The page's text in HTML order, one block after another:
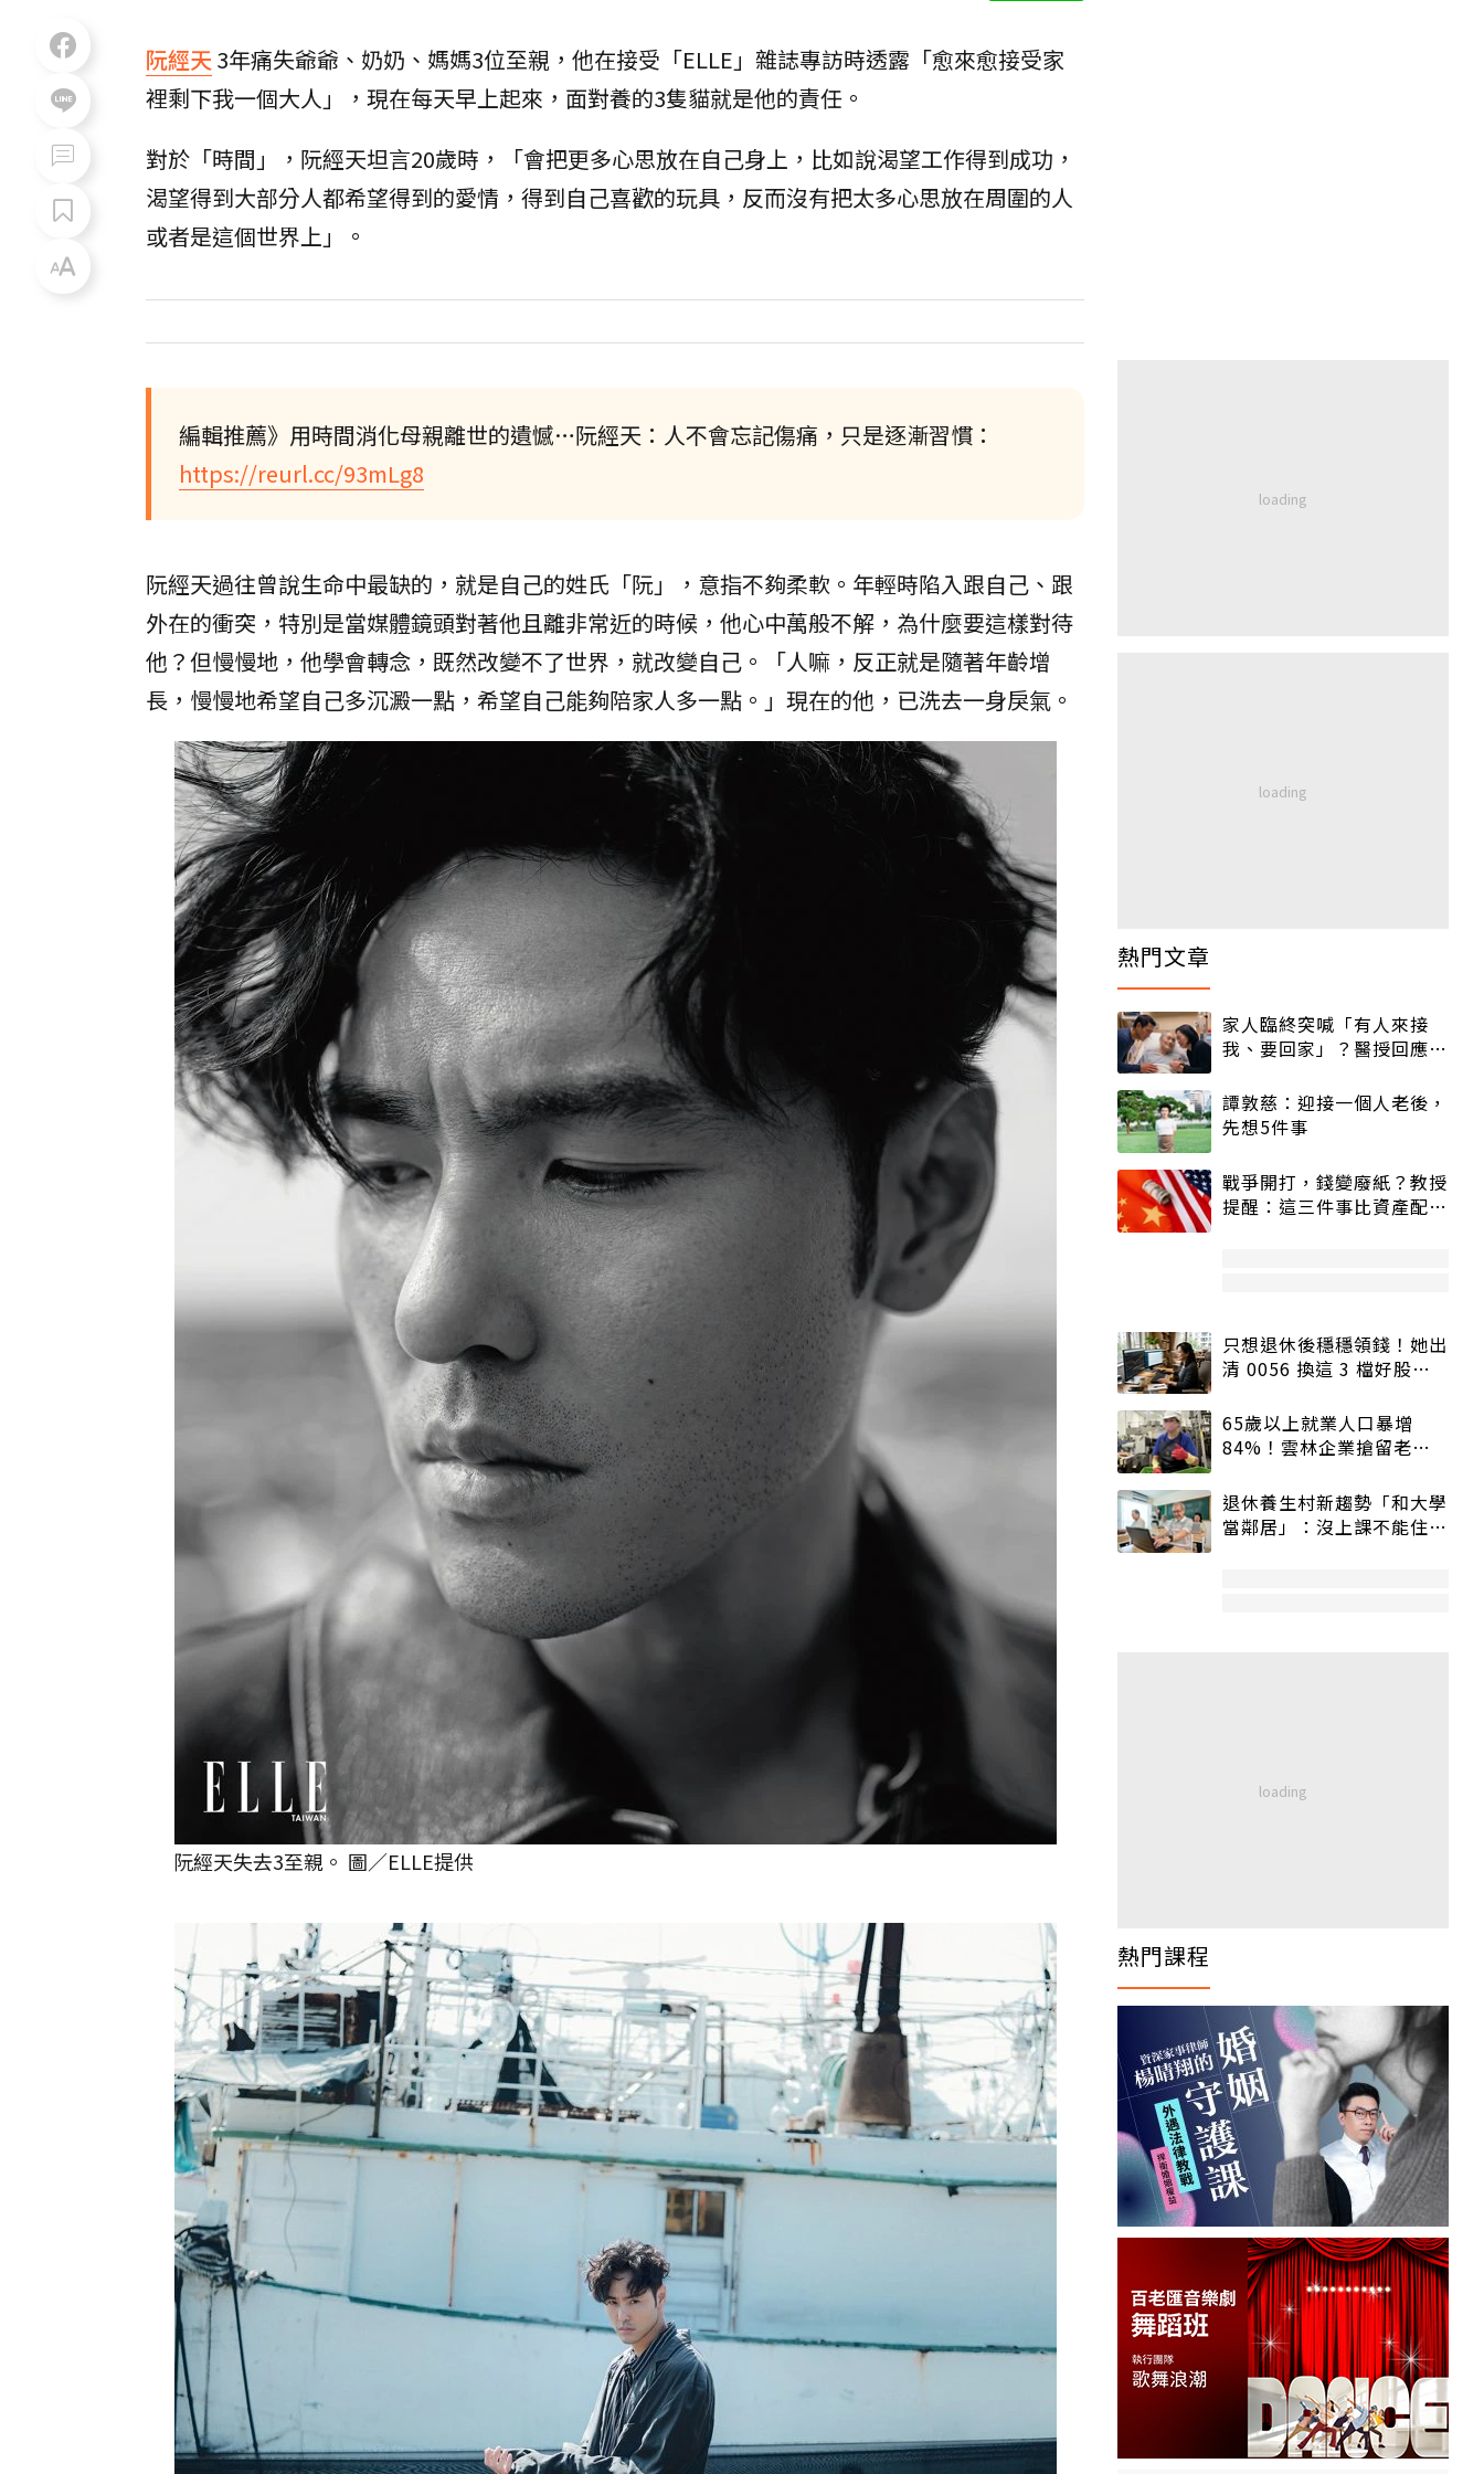
阮經天 3年痛失爺爺、奶奶、媽媽3位至親，他在接受「ELLE」雜誌專訪時透露「愈來愈接受家
裡剩下我一個大人」，現在每天早上起來，面對養的3隻貓就是他的責任。
對於「時間」，阮經天坦言20歲時，「會把更多心思放在自己身上，比如說渴望工作得到成功，
渴望得到大部分人都希望得到的愛情，得到自己喜歡的玩具，反而沒有把太多心思放在周圍的人
或者是這個世界上」。
編輯推薦》用時間消化母親離世的遺憾…阮經天：人不會忘記傷痛，只是逐漸習慣：
https://reurl.cc/93mLg8
阮經天過往曾說生命中最缺的，就是自己的姓氏「阮」，意指不夠柔軟。年輕時陷入跟自己、跟
外在的衝突，特別是當媒體鏡頭對著他且離非常近的時候，他心中萬般不解，為什麼要這樣對待
他？但慢慢地，他學會轉念，既然改變不了世界，就改變自己。「人嘛，反正就是隨著年齡增
長，慢慢地希望自己多沉澱一點，希望自己能夠陪家人多一點。」現在的他，已洗去一身戾氣。
阮經天失去3至親。 圖／ELLE提供
熱門文章
家人臨終突喊「有人來接
我、要回家」？醫授回應方
譚敦慈：迎接一個人老後，
先想5件事
戰爭開打，錢變廢紙？教授
提醒：這三件事比資產配置
只想退休後穩穩領錢！她出
清 0056 換這 3 檔好股：
65歲以上就業人口暴增
84%！雲林企業搶留老員
退休養生村新趨勢「和大學
當鄰居」：沒上課不能住、
熱門課程